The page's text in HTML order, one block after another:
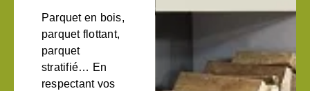
Parquet en bois,
parquet flottant,
parquet
stratifié… En
respectant vos